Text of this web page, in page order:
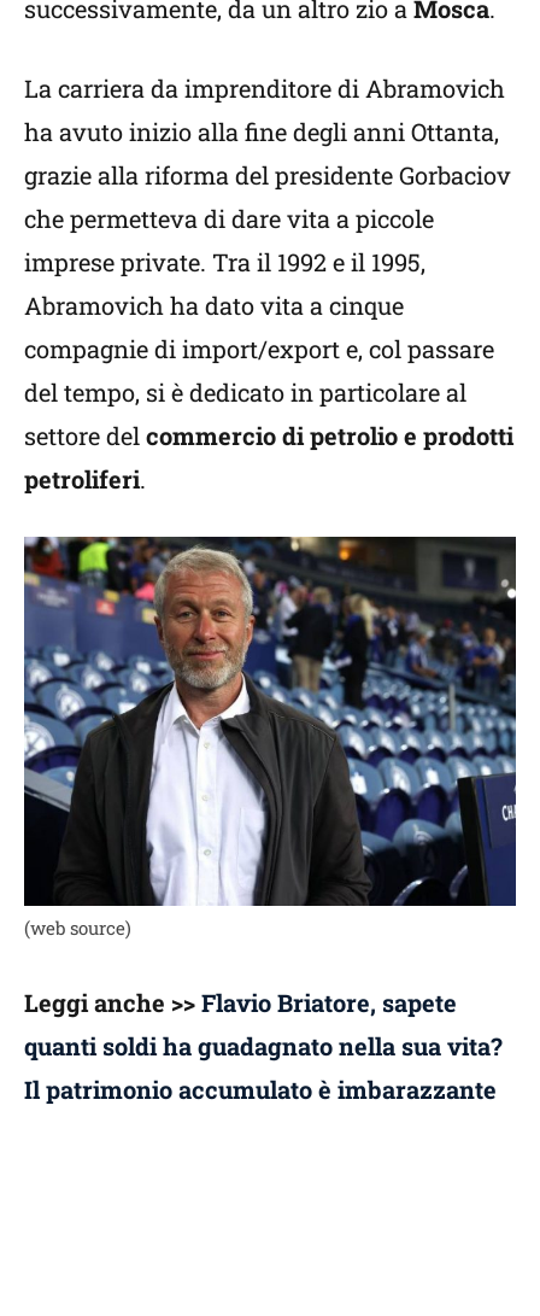
successivamente, da un altro zio a Mosca.
La carriera da imprenditore di Abramovich
ha avuto inizio alla fine degli anni Ottanta,
grazie alla riforma del presidente Gorbaciov
che permetteva di dare vita a piccole
imprese private. Tra il 1992 e il 1995,
Abramovich ha dato vita a cinque
compagnie di import/export e, col passare
del tempo, si è dedicato in particolare al
settore delcommercio di petrolio e prodotti
petroliferi.
(web source)
Leggi anche >>Flavio Briatore, sapete
quanti soldi ha guadagnato nella sua vita?
Il patrimonio accumulato è imbarazzante